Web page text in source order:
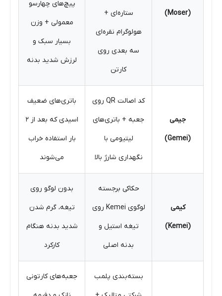
(Moser)
ستاره‌ای +
هولوگرام نقره‌ای
سه بعدی روی
کارتن
پیچ‌های چهارسو
معمولی + وزن
بسیار سبک و
لرزش شدید بدنه
جیمی
(Gemei)
کد اصالت QR روی
جعبه + باتری‌های
لیتیومی با
نگهداری شارژ بالا
باتری‌های ضعیف
اسیدی که بعد از ۲
بار استفاده خراب
می‌شوند
کیمی
(Kemei)
حکاکی برجسته
لوگوی Kemei روی
تیغه استیل و
بدنه اصلی
بدون لوگو روی
تیغه، گرم شدن
شدید بدنه هنگام
کارکرد
بسته‌بندی پلمب
جعبه‌های کارتونی